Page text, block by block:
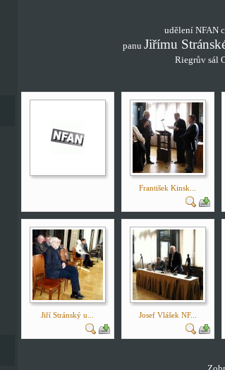
udělení NFAN
panu Jiřímu
Riegrův sál
František Kinsk...
Jiří Stránský u... Josef Vlášek NF...